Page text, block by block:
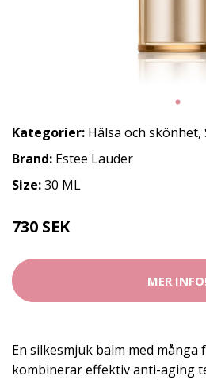
Kategorier: Hälsa och skönhet,
Brand: Estee Lauder
Size:30 ML
730 SEK
MER
En silkesmjuk balm med många
kombinerar effektiv anti-aging